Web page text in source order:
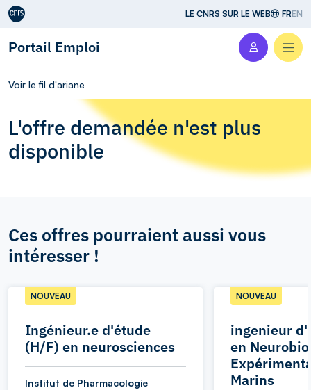
Aller au contenu LE CNRS SUR LE WEB FREN
Portail Emploi
Voir le fil d'ariane
L'offre demandée n'est plus
disponible
Ces offres pourraient aussi vous
intéresser !
Ingénieur.e d'étude
(H/F) en neurosciences
NOUVEAU
Institut de Pharmacologie
ingenieur
en
Marins
NOUVEAU